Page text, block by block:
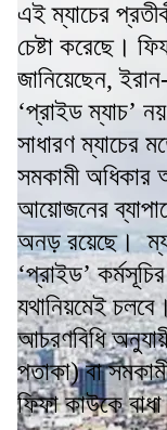
এই ম্যাচের
চেষ্টা করেছে।
জানিয়েছেন,
‘প্রাইড ম্যাচ’
সাধারণ ম্যাচের
সমকামী
আয়োজনের
অনড় রয়েছে।
‘প্রাইড’
যথানিয়মেই
আচরণবিধি
পতাকা) বা
ফিফা কাউকে